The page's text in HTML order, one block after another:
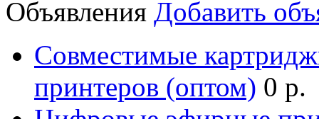
Объявления Добавить
Совместимые
принтеров (оптом) 0 р.